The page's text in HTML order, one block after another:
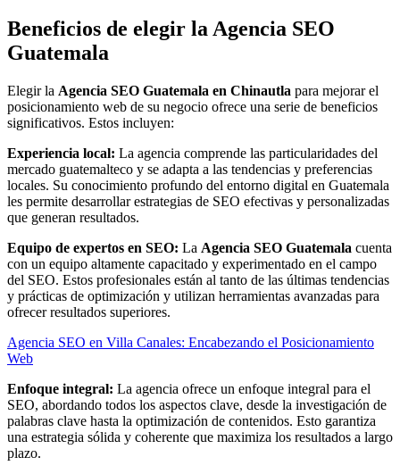
Beneficios de elegir la Agencia SEO
Guatemala
Elegir la Agencia SEO Guatemala en Chinautla para mejorar el
posicionamiento web de su negocio ofrece una serie de beneficios
significativos. Estos incluyen:
Experiencia local: La agencia comprende las particularidades del
mercado guatemalteco y se adapta a las tendencias y preferencias
locales. Su conocimiento profundo del entorno digital en Guatemala
les permite desarrollar estrategias de SEO efectivas y personalizadas
que generan resultados.
Equipo de expertos en SEO: La Agencia SEO Guatemala cuenta
con un equipo altamente capacitado y experimentado en el campo
del SEO. Estos profesionales están al tanto de las últimas tendencias
y prácticas de optimización y utilizan herramientas avanzadas para
ofrecer resultados superiores.
Agencia SEO en Villa Canales: Encabezando el Posicionamiento
Web
Enfoque integral: La agencia ofrece un enfoque integral para el
SEO, abordando todos los aspectos clave, desde la investigación de
palabras clave hasta la optimización de contenidos. Esto garantiza
una estrategia sólida y coherente que maximiza los resultados a largo
plazo.